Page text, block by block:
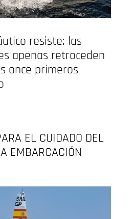
resiste: las
apenas retroceden
once primeros
EL CUIDADO DEL
EMBARCACIÓN